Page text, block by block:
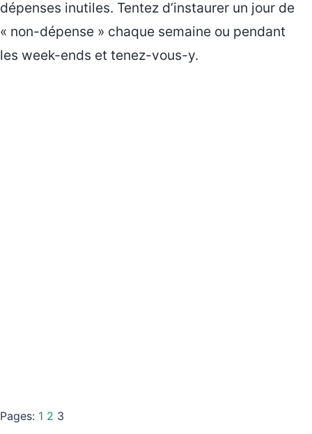
dépenses inutiles. Tentez d’instaurer un jour de
« non-dépense » chaque semaine ou pendant
les week-ends et tenez-vous-y.
Pages: 1 2 3